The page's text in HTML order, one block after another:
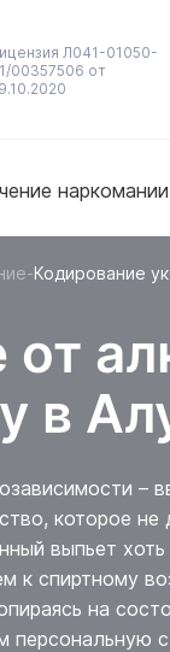
Л041-01050-
00357506 от
наркомании
Кодирование
в
–
которое не
выпьет
к спиртному
на
персональную